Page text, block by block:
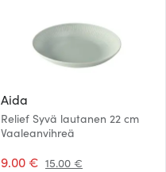
Aida
Relief Syvä lautanen 22 cm
Vaaleanvihreä
9.00 € 15.00 €